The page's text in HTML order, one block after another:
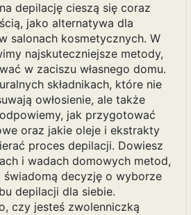
depilację cieszą się coraz
jako alternatywa dla
salonach kosmetycznych. W
najskuteczniejsze metody,
w zaciszu własnego domu.
składnikach, które nie
owłosienie, ale także
jak przygotować
oraz jakie oleje i ekstrakty
proces depilacji. Dowiesz
i wadach domowych metod,
świadomą decyzję o wyborze
depilacji dla siebie.
czy jesteś zwolenniczką